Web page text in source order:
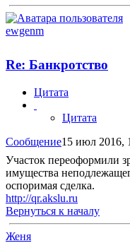
ewgenm
Re: Банкротство
Цитата
Цитата
Сообщение15 июл 2016,
Участок переоформили
имущества
оспоримая сделка.
http://qr.akslu.ru
Вернуться к началу
Женя